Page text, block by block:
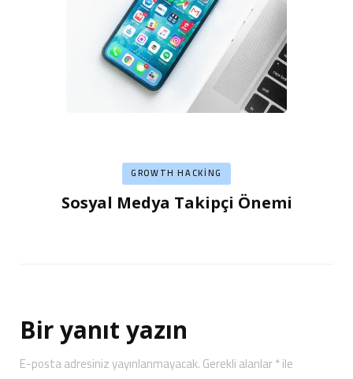
GROWTH HACKING
Sosyal Medya Takipçi Önemi
Bir yanıt yazın
E-posta adresiniz yayınlanmayacak.Gerekli alanlar*ile